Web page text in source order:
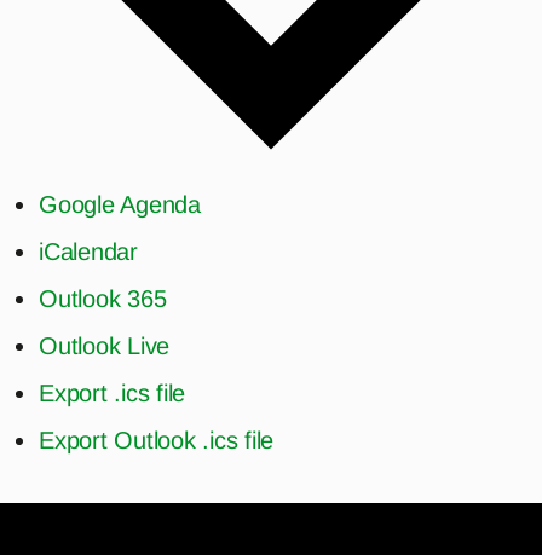
Google Agenda
iCalendar
Outlook 365
Outlook Live
Export .ics file
Export Outlook .ics file